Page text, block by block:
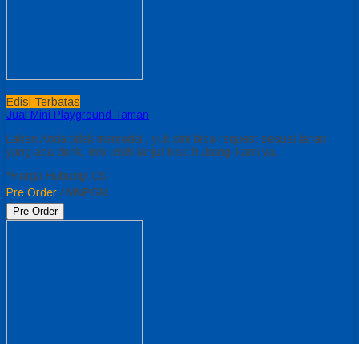
Edisi Terbatas
Jual Mini Playground Taman
Lahan Anda tidak memadai , yuk sini bisa request sesuai lahan
yang ada donk. Info lebih lanjut bisa hubungi kami ya.
*Harga Hubungi CS
Pre Order / MNPGN
Pre Order